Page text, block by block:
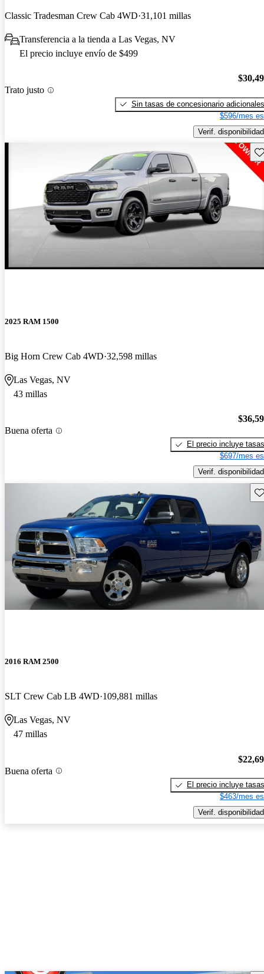
Classic Tradesman Crew Cab 4WD 31,101 millas
Transferencia a la tienda a Las Vegas, NV
El precio incluye envío de $499
Trato justo
Sin tasas de concesionario adicionales
$596/mes
Verif. disponibilidad
2025 RAM 1500
Big Horn Crew Cab 4WD 32,598 millas
Las Vegas, NV
43 millas
Buena oferta
El precio incluye tasas
$697/mes
Verif. disponibilidad
2016 RAM 2500
SLT Crew Cab LB 4WD 109,881 millas
Las Vegas, NV
47 millas
Buena oferta
El precio incluye tasas
$463/mes
Verif. disponibilidad